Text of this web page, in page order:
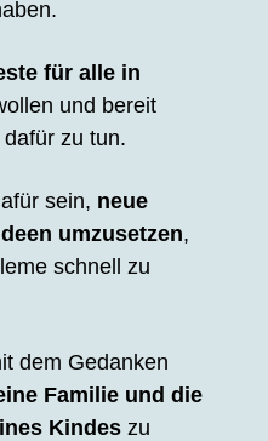
für alle in
und bereit
zu tun.
sein, neue
umzusetzen,
schnell zu
dem Gedanken
Familie und die
Kindeszu